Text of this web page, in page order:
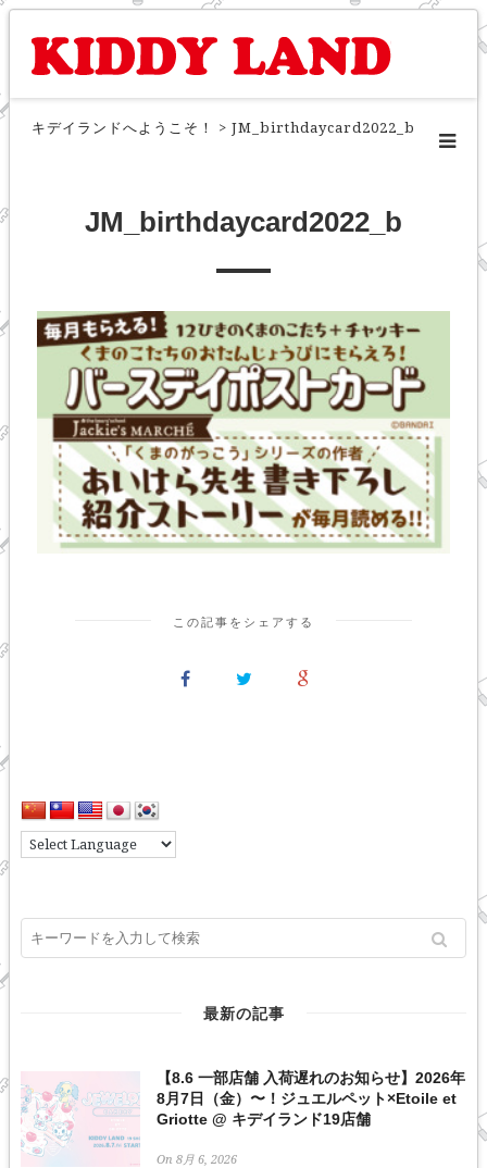
キデイランドへようこそ！ > JM_birthdaycard2022_b
JM_birthdaycard2022_b
この記事をシェアする
最新の記事
【8.6 一部店舗 入荷遅れのお知らせ】2026年
8月7日（金）〜！ジュエルペット×Etoile et
Griotte @ キデイランド19店舗
On 8月 6, 2026